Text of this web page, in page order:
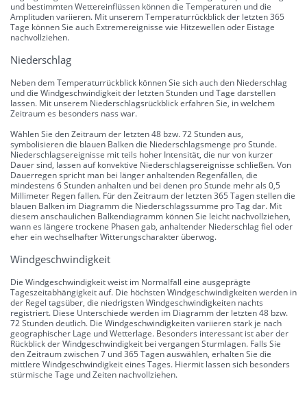
und bestimmten Wettereinflüssen können die Temperaturen und die
Amplituden variieren. Mit unserem Temperaturrückblick der letzten 365
Tage können Sie auch Extremereignisse wie Hitzewellen oder Eistage
nachvollziehen.
Niederschlag
Neben dem Temperaturrückblick können Sie sich auch den Niederschlag
und die Windgeschwindigkeit der letzten Stunden und Tage darstellen
lassen. Mit unserem Niederschlagsrückblick erfahren Sie, in welchem
Zeitraum es besonders nass war.
Wählen Sie den Zeitraum der letzten 48 bzw. 72 Stunden aus,
symbolisieren die blauen Balken die Niederschlagsmenge pro Stunde.
Niederschlagsereignisse mit teils hoher Intensität, die nur von kurzer
Dauer sind, lassen auf konvektive Niederschlagsereignisse schließen. Von
Dauerregen spricht man bei länger anhaltenden Regenfällen, die
mindestens 6 Stunden anhalten und bei denen pro Stunde mehr als 0,5
Millimeter Regen fallen. Für den Zeitraum der letzten 365 Tagen stellen die
blauen Balken im Diagramm die Niederschlagssumme pro Tag dar. Mit
diesem anschaulichen Balkendiagramm können Sie leicht nachvollziehen,
wann es längere trockene Phasen gab, anhaltender Niederschlag fiel oder
eher ein wechselhafter Witterungscharakter überwog.
Windgeschwindigkeit
Die Windgeschwindigkeit weist im Normalfall eine ausgeprägte
Tageszeitabhängigkeit auf. Die höchsten Windgeschwindigkeiten werden in
der Regel tagsüber, die niedrigsten Windgeschwindigkeiten nachts
registriert. Diese Unterschiede werden im Diagramm der letzten 48 bzw.
72 Stunden deutlich. Die Windgeschwindigkeiten variieren stark je nach
geographischer Lage und Wetterlage. Besonders interessant ist aber der
Rückblick der Windgeschwindigkeit bei vergangen Sturmlagen. Falls Sie
den Zeitraum zwischen 7 und 365 Tagen auswählen, erhalten Sie die
mittlere Windgeschwindigkeit eines Tages. Hiermit lassen sich besonders
stürmische Tage und Zeiten nachvollziehen.